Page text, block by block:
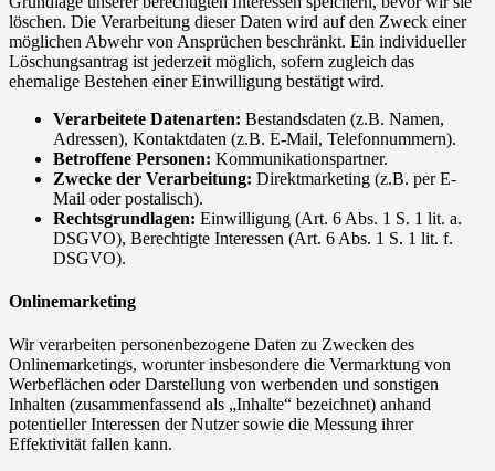
löschen. Die Verarbeitung dieser Daten wird auf den Zweck einer
möglichen Abwehr von Ansprüchen beschränkt. Ein individueller
Löschungsantrag ist jederzeit möglich, sofern zugleich das
ehemalige Bestehen einer Einwilligung bestätigt wird.
Verarbeitete Datenarten: Bestandsdaten (z.B. Namen,
Adressen), Kontaktdaten (z.B. E-Mail, Telefonnummern).
Betroffene Personen: Kommunikationspartner.
Zwecke der Verarbeitung: Direktmarketing (z.B. per E-
Mail oder postalisch).
Rechtsgrundlagen: Einwilligung (Art. 6 Abs. 1 S. 1 lit. a.
DSGVO), Berechtigte Interessen (Art. 6 Abs. 1 S. 1 lit. f.
DSGVO).
Onlinemarketing
Wir verarbeiten personenbezogene Daten zu Zwecken des
Onlinemarketings, worunter insbesondere die Vermarktung von
Werbeflächen oder Darstellung von werbenden und sonstigen
Inhalten (zusammenfassend als „Inhalte“ bezeichnet) anhand
potentieller Interessen der Nutzer sowie die Messung ihrer
Effektivität fallen kann.